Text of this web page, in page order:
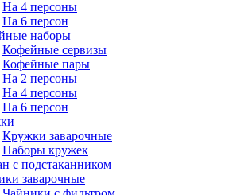
На 4 персоны
На 6 персон
наборы
Кофейные сервизы
Кофейные пары
На 2 персоны
На 4 персоны
На 6 персон
Кружки заварочные
Наборы кружек
с подстаканником
заварочные